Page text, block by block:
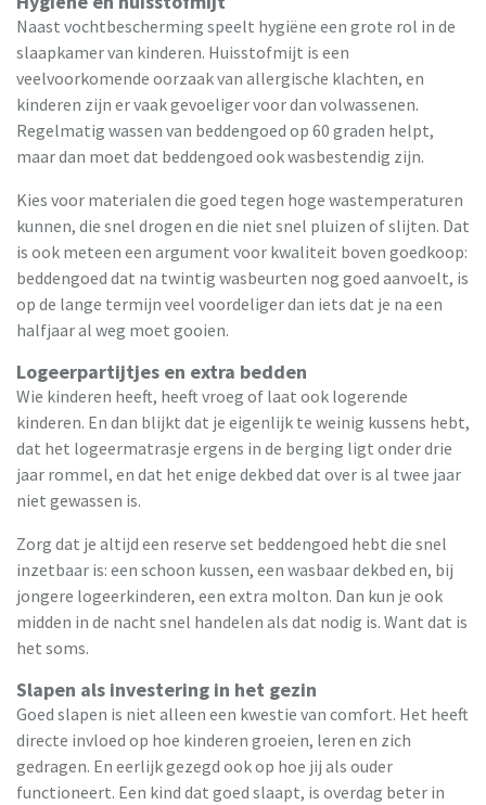
Naast vochtbescherming speelt hygiëne een grote rol in de
slaapkamer van kinderen. Huisstofmijt is een
veelvoorkomende oorzaak van allergische klachten, en
kinderen zijn er vaak gevoeliger voor dan volwassenen.
Regelmatig wassen van beddengoed op 60 graden helpt,
maar dan moet dat beddengoed ook wasbestendig zijn.
Kies voor materialen die goed tegen hoge wastemperaturen
kunnen, die snel drogen en die niet snel pluizen of slijten. Dat
is ook meteen een argument voor kwaliteit boven goedkoop:
beddengoed dat na twintig wasbeurten nog goed aanvoelt, is
op de lange termijn veel voordeliger dan iets dat je na een
halfjaar al weg moet gooien.
Logeerpartijtjes en extra bedden
Wie kinderen heeft, heeft vroeg of laat ook logerende
kinderen. En dan blijkt dat je eigenlijk te weinig kussens hebt,
dat het logeermatrasje ergens in de berging ligt onder drie
jaar rommel, en dat het enige dekbed dat over is al twee jaar
niet gewassen is.
Zorg dat je altijd een reserve set beddengoed hebt die snel
inzetbaar is: een schoon kussen, een wasbaar dekbed en, bij
jongere logeerkinderen, een extra molton. Dan kun je ook
midden in de nacht snel handelen als dat nodig is. Want dat is
het soms.
Slapen als investering in het gezin
Goed slapen is niet alleen een kwestie van comfort. Het heeft
directe invloed op hoe kinderen groeien, leren en zich
gedragen. En eerlijk gezegd ook op hoe jij als ouder
functioneert. Een kind dat goed slaapt, is overdag beter in